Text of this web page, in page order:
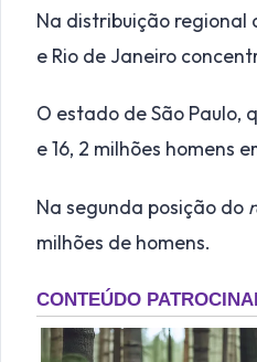
Na distribuição regional
e Rio de Janeiro
O estado de São Paulo,
e 16, 2 milhões homens
Na segunda posição do
milhões de homens.